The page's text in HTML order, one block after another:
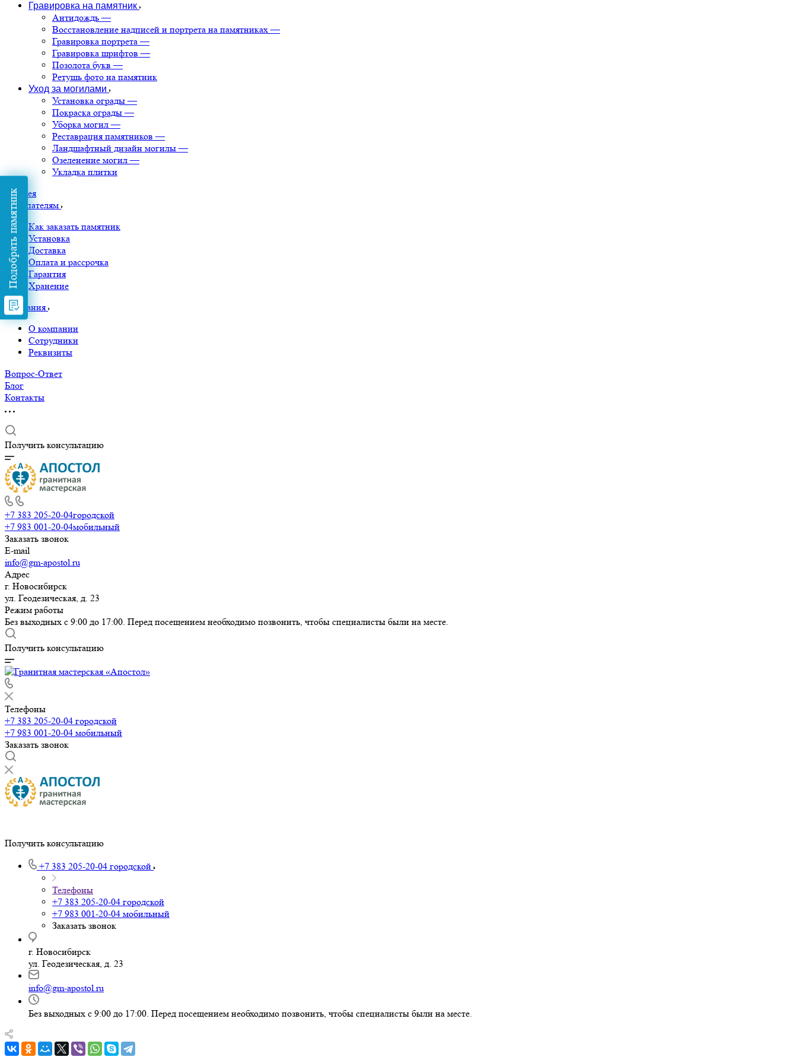
Подобрать памятник
Гравировка на памятник
Антидождь —
Восстановление надписей и портрета на памятниках —
Гравировка портрета —
Гравировка шрифтов —
Позолота букв —
Ретушь фото на памятник
Уход за могилами
Установка ограды —
Покраска ограды —
Уборка могил —
Реставрация памятников —
Ландшафтный дизайн могилы —
Озеленение могил —
Укладка плитки
Галерея
Покупателям
Как заказать памятник
Установка
Доставка
Оплата и рассрочка
Гарантия
Хранение
Компания
О компании
Сотрудники
Реквизиты
Вопрос-Ответ
Блог
Контакты
Получить консультацию
+7 383 205-20-04городской
+7 983 001-20-04мобильный
Заказать звонок
E-mail
info@gm-apostol.ru
Адрес
г. Новосибирск
ул. Геодезическая, д. 23
Режим работы
Без выходных с 9:00 до 17:00. Перед посещением необходимо позвонить, чтобы специалисты были на месте.
Получить консультацию
Телефоны
+7 383 205-20-04 городской
+7 983 001-20-04 мобильный
Заказать звонок
Получить консультацию
+7 383 205-20-04 городской
Телефоны
+7 383 205-20-04 городской
+7 983 001-20-04 мобильный
Заказать звонок
г. Новосибирск
ул. Геодезическая, д. 23
info@gm-apostol.ru
Без выходных с 9:00 до 17:00. Перед посещением необходимо позвонить, чтобы специалисты были на месте.